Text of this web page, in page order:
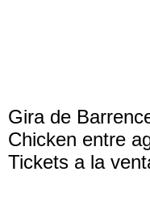
Gira de
Chicken entre
Tickets a la